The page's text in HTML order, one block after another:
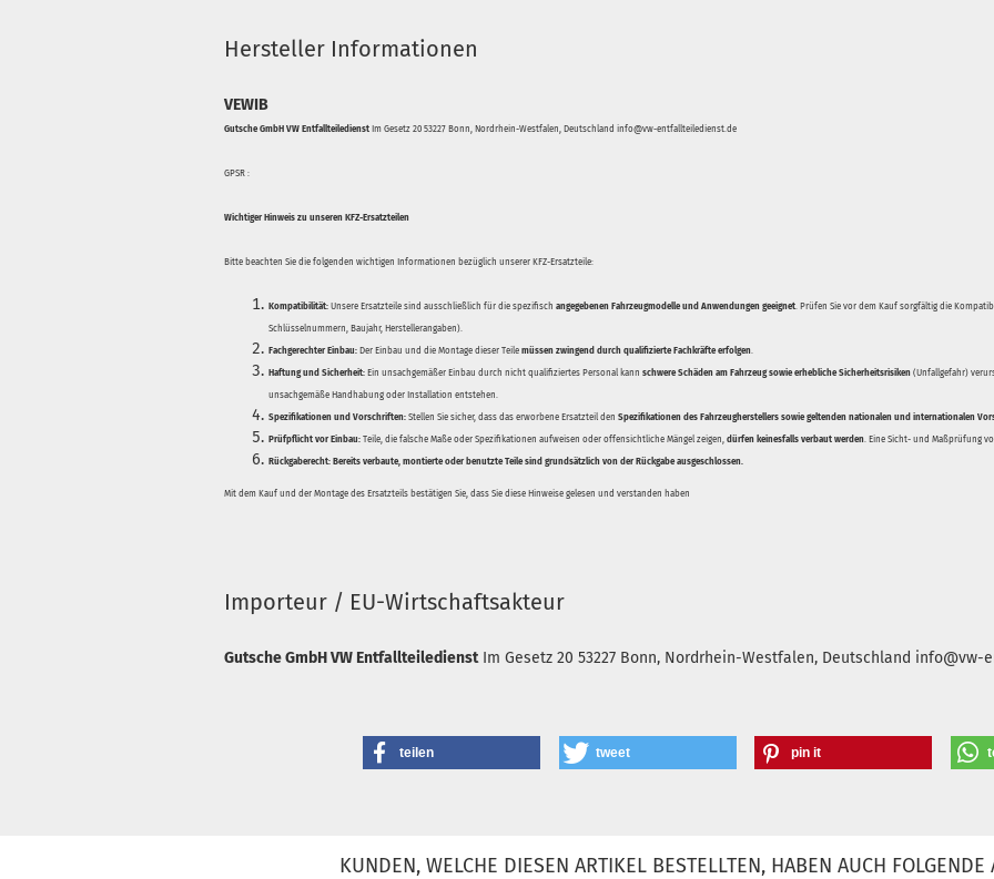
Hersteller Informationen
VEWIB
Gutsche GmbH VW Entfallteiledienst Im Gesetz 20 53227 Bonn, Nordrhein-Westfalen, Deutschland info@vw-entfallteiledienst.de
GPSR :
Wichtiger Hinweis zu unseren KFZ-Ersatzteilen
Bitte beachten Sie die folgenden wichtigen Informationen bezüglich unserer KFZ-Ersatzteile:
Kompatibilität: Unsere Ersatzteile sind ausschließlich für die spezifisch angegebenen Fahrzeugmodelle und Anwendungen geeignet. Prüfen Sie vor dem Kauf sorgfältig die
Schlüsselnummern, Baujahr, Herstellerangaben).
Fachgerechter Einbau: Der Einbau und die Montage dieser Teile müssen zwingend durch qualifizierte Fachkräfte erfolgen.
Haftung und Sicherheit: Ein unsachgemäßer Einbau durch nicht qualifiziertes Personal kann schwere Schäden am Fahrzeug sowie erhebliche Sicherheitsrisiken (Unfallgefahr)
unsachgemäße Handhabung oder Installation entstehen.
Spezifikationen und Vorschriften: Stellen Sie sicher, dass das erworbene Ersatzteil den Spezifikationen des Fahrzeugherstellers sowie geltenden nationalen und internationalen
Prüfpflicht vor Einbau: Teile, die falsche Maße oder Spezifikationen aufweisen oder offensichtliche Mängel zeigen, dürfen keinesfalls verbaut werden. Eine Sicht- und Maßprüfung
Rückgaberecht: Bereits verbaute, montierte oder benutzte Teile sind grundsätzlich von der Rückgabe ausgeschlossen.
Mit dem Kauf und der Montage des Ersatzteils bestätigen Sie, dass Sie diese Hinweise gelesen und verstanden haben
Importeur / EU-Wirtschaftsakteur
Gutsche GmbH VW Entfallteiledienst Im Gesetz 20 53227 Bonn, Nordrhein-Westfalen, Deutschland info@vw-
teilen tweet pin it
KUNDEN, WELCHE DIESEN ARTIKEL BESTELLTEN, HABEN AUCH FOLGENDE